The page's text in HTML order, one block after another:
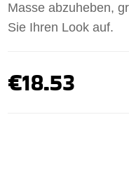
Masse abzuheben,
Sie Ihren Look auf.
€18.53